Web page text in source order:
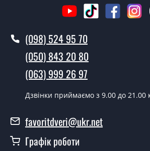
Як швидко можете
наявності їх на складі, чи наступного
Чи можна на сьогодні
замірника?
У вас є в наявності
(098) 524 95 70
(050) 843 20 80
(063) 999 26 97
Дзвінки приймаємо з 9.00 до 21.00
favoritdveri@ukr.net
Графік роботи